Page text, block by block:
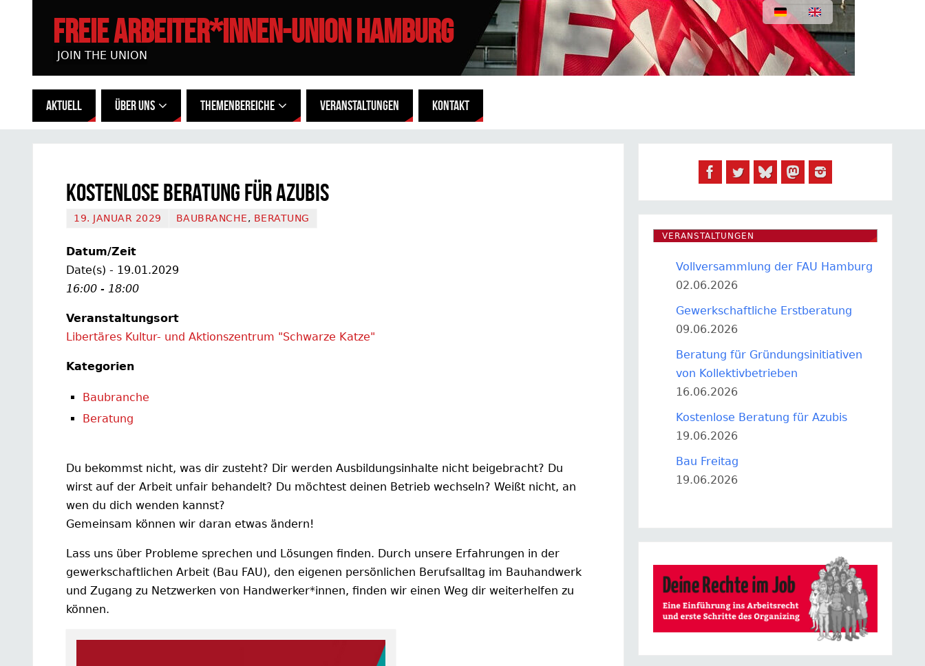
FREIE ARBEITER*INNEN-UNION HAMBURG
JOIN THE UNION
AKTUELL ÜBER UNS THEMENBEREICHE VERANSTALTUNGEN KONTAKT
Kostenlose Beratung für Azubis
19. JANUAR 2029 BAUBRANCHE, BERATUNG
Datum/Zeit
Date(s) - 19.01.2029
16:00 - 18:00
Veranstaltungsort
Libertäres Kultur- und Aktionszentrum "Schwarze Katze"
Kategorien
Baubranche
Beratung
Du bekommst nicht, was dir zusteht? Dir werden Ausbildungsinhalte nicht beigebracht? Du
wirst auf der Arbeit unfair behandelt? Du möchtest deinen Betrieb wechseln? Weißt nicht, an
wen du dich wenden kannst?
Gemeinsam können wir daran etwas ändern!
Lass uns über Probleme sprechen und Lösungen finden. Durch unsere Erfahrungen in der
gewerkschaftlichen Arbeit (Bau FAU), den eigenen persönlichen Berufsalltag im Bauhandwerk
und Zugang zu Netzwerken von Handwerker*innen, finden wir einen Weg dir weiterhelfen zu
können.
VERANSTALTUNGEN
Vollversammlung der FAU Hamburg
02.06.2026
Gewerkschaftliche Erstberatung
09.06.2026
Beratung für Gründungsinitiativen
von Kollektivbetrieben
16.06.2026
Kostenlose Beratung für Azubis
19.06.2026
Bau Freitag
19.06.2026